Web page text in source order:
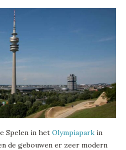
Spelen in het Olympiapark in
de gebouwen er zeer modern